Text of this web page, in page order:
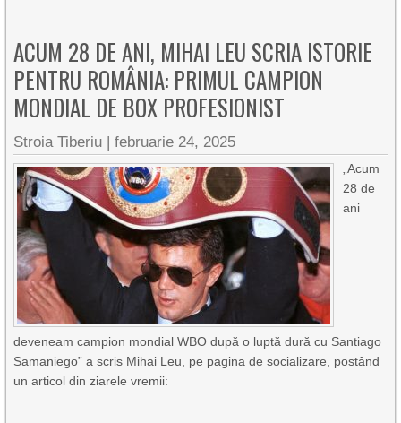
ACUM 28 DE ANI, MIHAI LEU SCRIA ISTORIE
PENTRU ROMÂNIA: PRIMUL CAMPION
MONDIAL DE BOX PROFESIONIST
Stroia Tiberiu |februarie 24, 2025
„Acum
28 de
ani
deveneam campion mondial WBO după o luptă dură cu Santiago
Samaniego” a scris Mihai Leu, pe pagina de socializare, postând
un articol din ziarele vremii: